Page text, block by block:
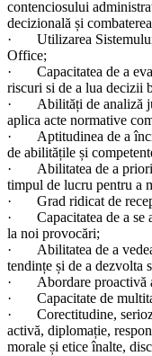
contenciosului
decizională și
· Utilizarea Sistemului
Office;
· Capacitatea de a
riscuri si de a lua decizii
· Abilități de analiză
aplica acte normative
· Aptitudinea de a
de abilitățile și
· Abilitatea de a
timpul de lucru pentru a
· Grad ridicat de
· Capacitatea de a se
la noi provocări;
· Abilitatea de a vedea
tendințe și de a dezvolta
· Abordare proactivă
· Capacitate de
· Corectitudine,
activă, diplomație,
morale și etice înalte,